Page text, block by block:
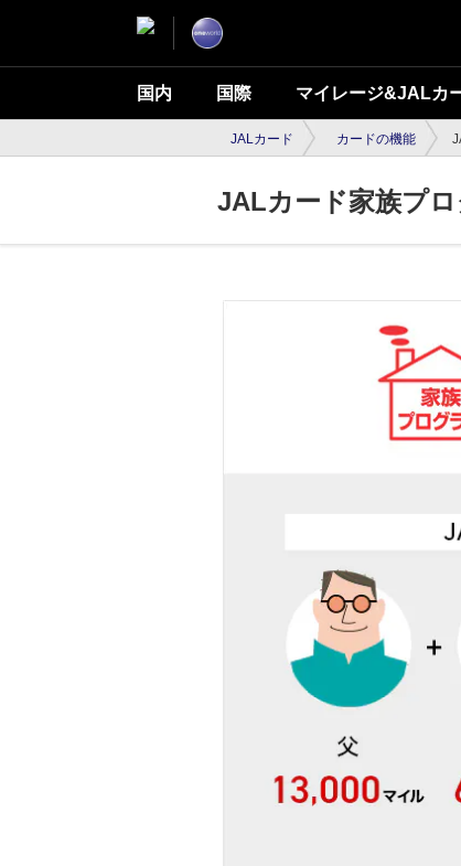
国内 国際 マイレージ&JALカ
JALカード カードの機能
JALカード家族プ